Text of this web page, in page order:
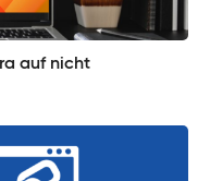
auf nicht